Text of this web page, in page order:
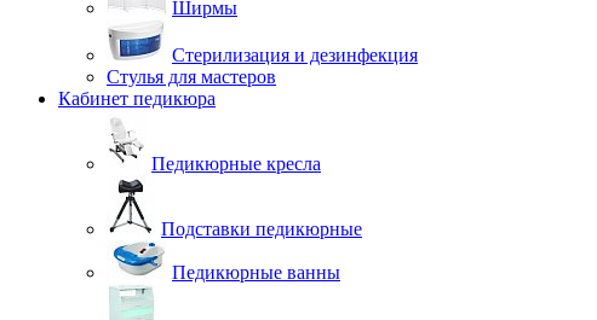
Ширмы
Стерилизация и дезинфекция
Стулья для мастеров
Кабинет педикюра
Педикюрные кресла
Подставки педикюрные
Педикюрные ванны